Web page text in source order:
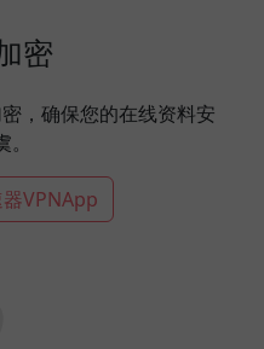
密
，确保您的在线资料安
VPNApp